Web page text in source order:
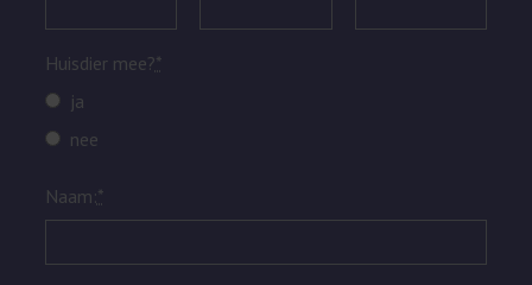
Huisdier mee?*
ja
nee
Naam:*